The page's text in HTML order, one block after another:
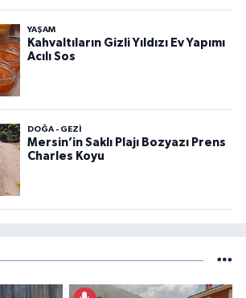
YAŞAM
Kahvaltıların Gizli Yıldızı Ev Yapımı
Acılı Sos
DOĞA - GEZI
Mersin’in Saklı Plajı Bozyazı Prens
Charles Koyu